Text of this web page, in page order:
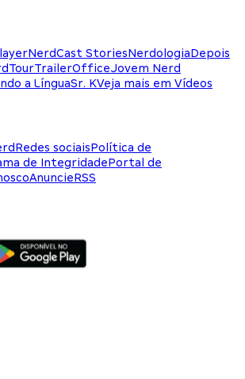
NerdCast StoriesNerdologiaDepois
TrailerOfficeJovem Nerd
a LínguaSr. KVeja mais em Vídeos
Redes sociaisPolítica de
de IntegridadePortal de
AnuncieRSS